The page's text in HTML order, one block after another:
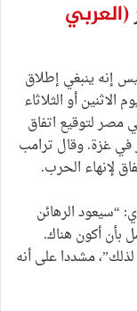
(العربي
إنه ينبغي إطلاق
أو الثلاثاء
مصر لتوقيع اتفاق
في غزة. وقال ترامب
لإنهاء الحرب.
“سيعود الرهائن
بأن أكون هناك.
مشددا على أنه